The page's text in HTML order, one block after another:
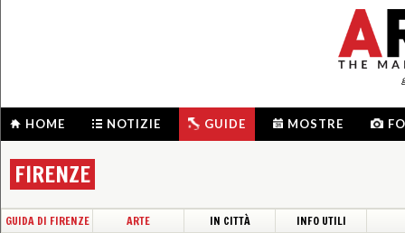
HOME NOTIZIE GUIDE MOSTRE
FIRENZE
GUIDA DI FIRENZE ARTE IN CITTÀ
INFO UTILI